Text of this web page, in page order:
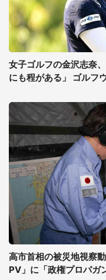
女子ゴルフの金沢志奈
にも程がある」 ゴルフ
高市首相の被災地視察
PV」に「政権プロパガ